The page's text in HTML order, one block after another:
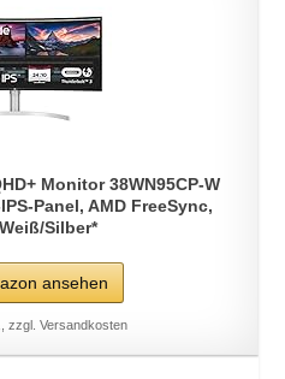
Monitor 38WN95CP-W
Panel, AMD FreeSync,
Silber*
ansehen
zzgl. Versandkosten